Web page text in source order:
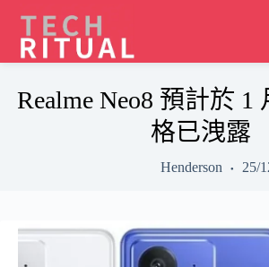
content
Realme Neo8 預計於 1
格已洩露
Henderson 25/